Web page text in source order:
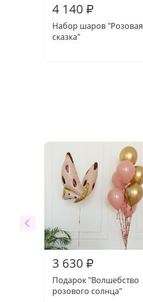
4 140 ₽
Набор шаров "Розовая
сказка"
3 630 ₽
Подарок "Волшебство
розового солнца"